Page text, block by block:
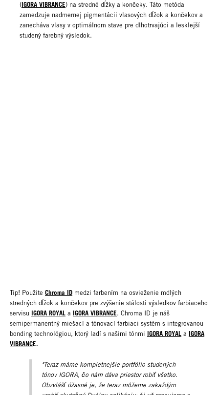
(IGORA VIBRANCE) na stredné dĺžky a končeky. Táto metóda
zamedzuje nadmernej pigmentácii vlasových dĺžok a končekov a
zanecháva vlasy v optimálnom stave pre dlhotrvajúci a lesklejší
studený farebný výsledok.
Tip! Použite Chroma ID medzi farbením na osvieženie mdlých
stredných dĺžok a končekov pre zvýšenie stálosti výsledkov farbiaceho
servisu IGORA ROYAL a IGORA VIBRANCE. Chroma ID je náš
semipermanentný miešací a tónovací farbiaci systém s integrovanou
bonding technológiou, ktorý ladí s našimi tónmi IGORA ROYAL a IGORA
VIBRANCE.
"Teraz máme kompletnejšie portfólio studených
tónov IGORA, čo nám dáva priestor robiť všetko.
Obzvlášť úžasné je, že teraz môžeme zakaždým